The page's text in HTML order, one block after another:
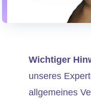
Wichtiger
unseres
allgemeines